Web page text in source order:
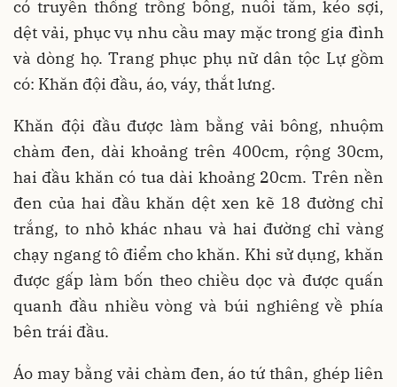
có truyền thống trồng bông, nuôi tằm, kéo sợi,
dệt vải, phục vụ nhu cầu may mặc trong gia đình
và dòng họ. Trang phục phụ nữ dân tộc Lự gồm
có: Khăn đội đầu, áo, váy, thắt lưng.
Khăn đội đầu được làm bằng vải bông, nhuộm
chàm đen, dài khoảng trên 400cm, rộng 30cm,
hai đầu khăn có tua dài khoảng 20cm. Trên nền
đen của hai đầu khăn dệt xen kẽ 18 đường chỉ
trắng, to nhỏ khác nhau và hai đường chỉ vàng
chạy ngang tô điểm cho khăn. Khi sử dụng, khăn
được gấp làm bốn theo chiều dọc và được quấn
quanh đầu nhiều vòng và búi nghiêng về phía
bên trái đầu.
Áo may bằng vải chàm đen, áo tứ thân, ghép liên